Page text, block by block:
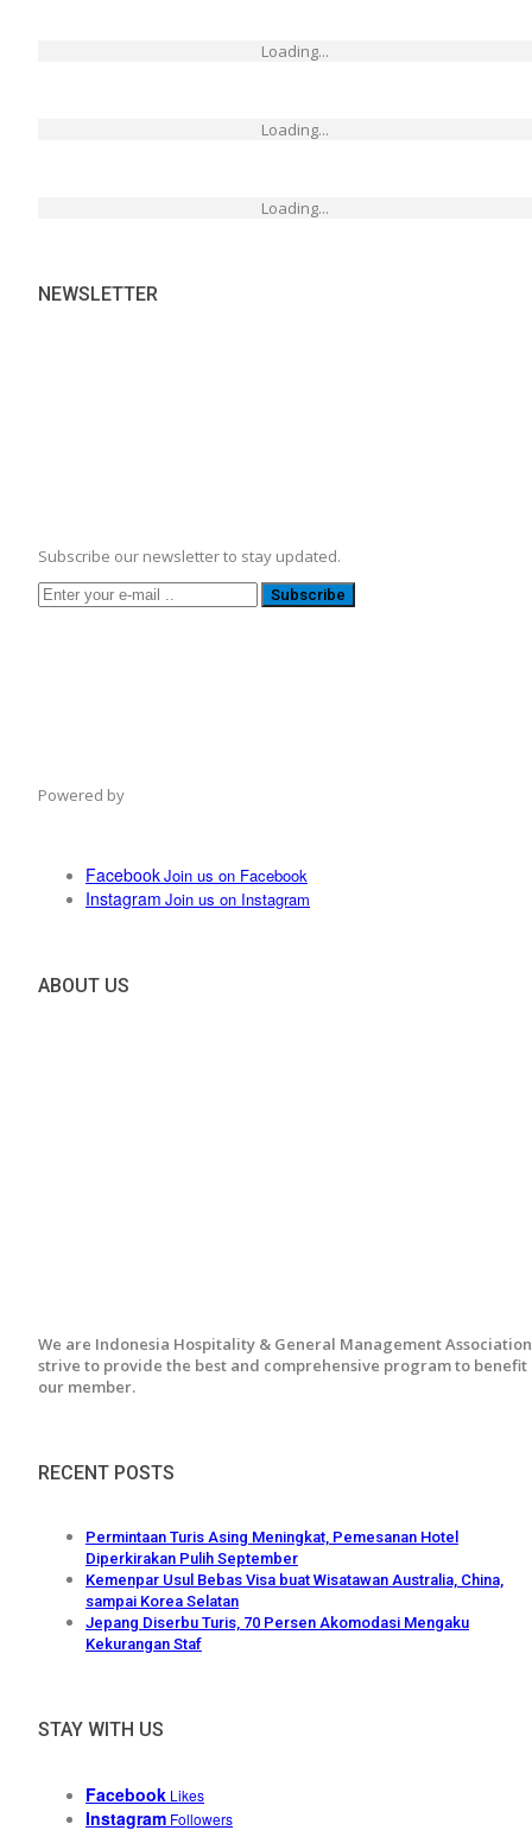
Loading...
Loading...
Loading...
NEWSLETTER
Subscribe our newsletter to stay updated.
Subscribe
Powered by
FacebookJoin us on Facebook
Instagram Join us on Instagram
ABOUT US
We are Indonesia Hospitality & General Management
strive to provide the best and comprehensive program to benefit
our member.
RECENT POSTS
Permintaan Turis Asing Meningkat, Pemesanan Hotel
Diperkirakan Pulih September
Kemenpar Usul Bebas Visa buat Wisatawan Australia, China,
sampai Korea Selatan
Jepang Diserbu Turis, 70 Persen Akomodasi Mengaku
Kekurangan Staf
STAY WITH US
Facebook Likes
Instagram Followers